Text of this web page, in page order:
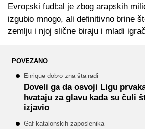
Evropski fudbal je zbog arapskih
izgubio mnogo, ali definitivno brine
zemlju i njoj slične biraju i mladi
POVEZANO
Enrique dobro zna šta radi
Doveli ga da osvoji Ligu
hvataju za glavu kada su čuli
izjavio
Gaf katalonskih zaposlenika